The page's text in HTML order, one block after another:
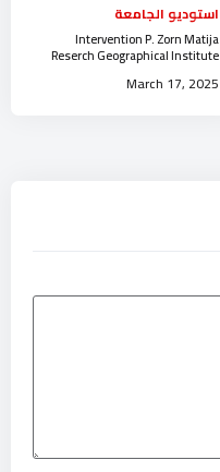
استوديو الجامعة
Intervention P. Zorn Matija
Reserch Geographical Institute
March 17, 2025